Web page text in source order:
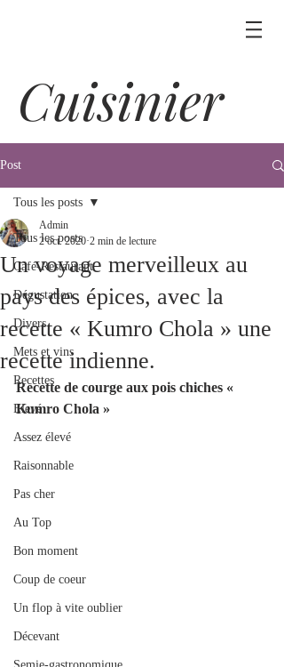
Cuisinier
Post
Tous les posts
Café-Restaurant
Dégustation
Divers
Mets et vins
Recettes
Elevé
Assez élevé
Raisonnable
Pas cher
Au Top
Bon moment
Coup de coeur
Un flop à vite oublier
Décevant
Tous les posts
Un voyage merveilleux au
pays des épices, avec la
recette « Kumro Chola » une
recette indienne.
Admin
2 oct. 2020 2 min de lecture
Recette de courge aux pois chiches «
Kumro Chola »